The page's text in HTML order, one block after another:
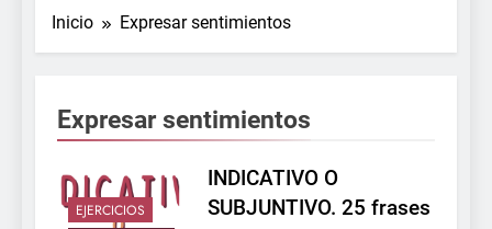
Inicio Expresar sentimientos
Expresar sentimientos
EJERCICIOS
INDICATIVO O
SUBJUNTIVO. 25 frases